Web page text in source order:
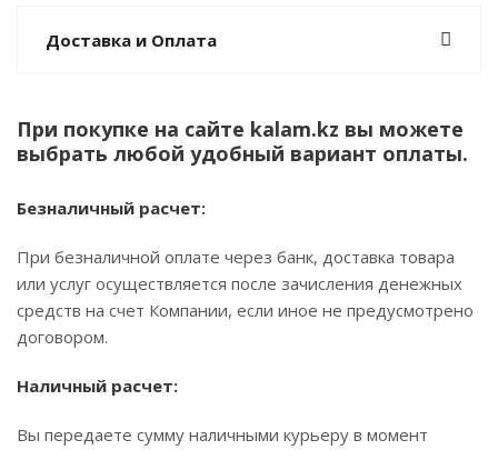
Доставка и Оплата
При покупке на сайте kalam.kz вы можете
выбрать любой удобный вариант оплаты.
Безналичный расчет:
При безналичной оплате через банк, доставка товара
или услуг осуществляется после зачисления денежных
средств на счет Компании, если иное не предусмотрено
договором.
Наличный расчет:
Вы передаете сумму наличными курьеру в момент